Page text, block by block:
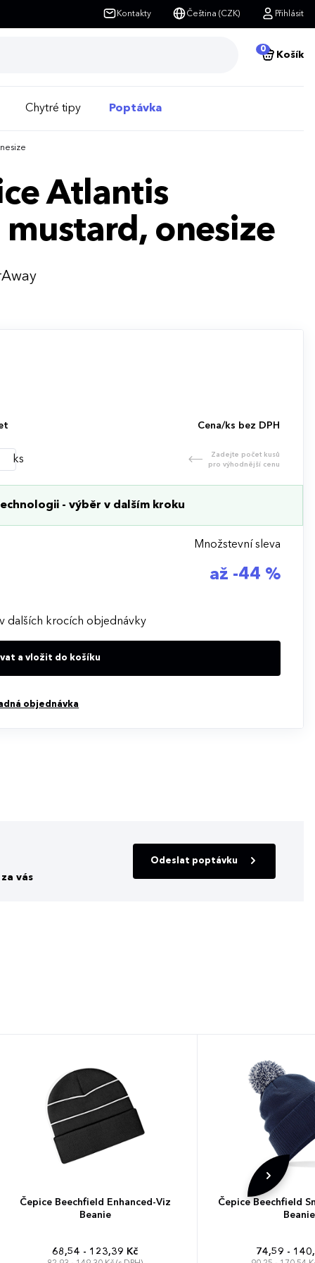
Kontakty Čeština (CZK) Přihlásit
0
Košík
Chytré tipy Poptávka
Atlantis
onesize
Cena/ks bez DPH
ks
Zadejte počet kusů
pro výhodnější cenu
- výběr v dalším kroku
Množstevní sleva
až -44 %
dalších krocích objednávky
a vložit do košíku
objednávka
vás
Odeslat poptávku
Čepice Beechfield Enhanced-Viz
Beanie
68,54 - 123,39 Kč
Čepice Beechfield
Beanie
74,59 -